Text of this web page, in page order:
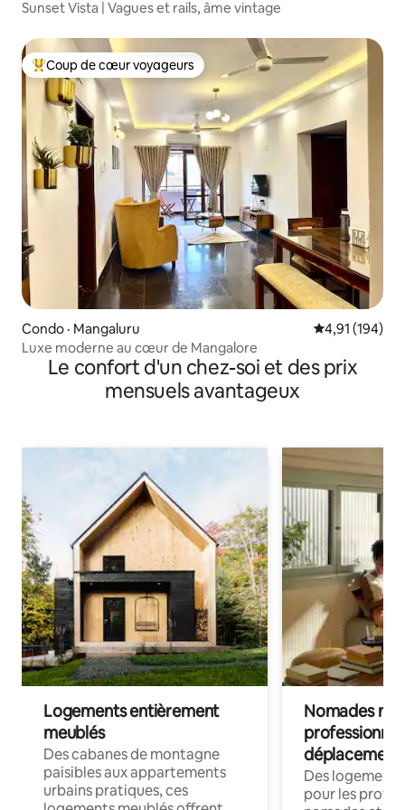
Sunset Vista | Vagues et rails, âme vintage
Coup de cœur voyageurs parmi les plus aimés
Coup de cœur voyageurs
Condo · Mangaluru Note
4,91 (194)
Luxe moderne au cœur de Mangalore
Le confort d'un chez-soi et des prix
mensuels avantageux
Logements entièrement
meublés
Des cabanes de montagne
paisibles aux appartements
urbains pratiques, ces
Nomades
déplacement
Des
pour les